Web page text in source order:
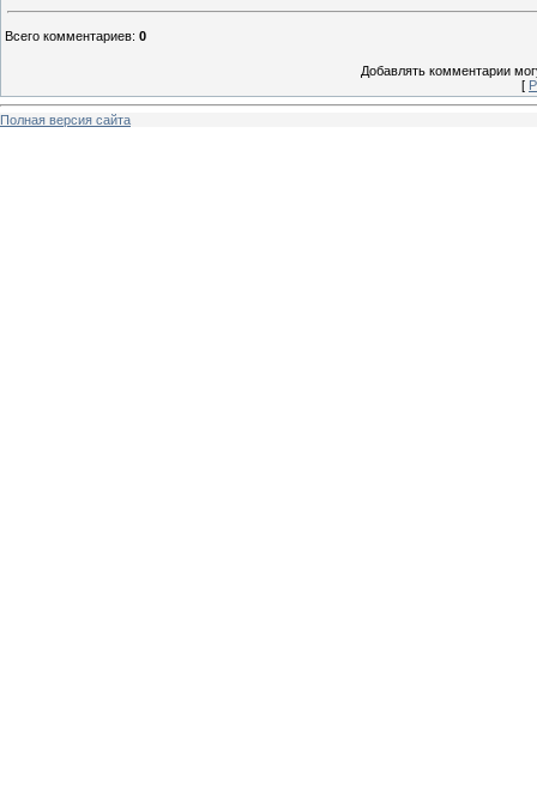
Всего комментариев: 0
Добавлять комментарии
[
Полная версия сайта